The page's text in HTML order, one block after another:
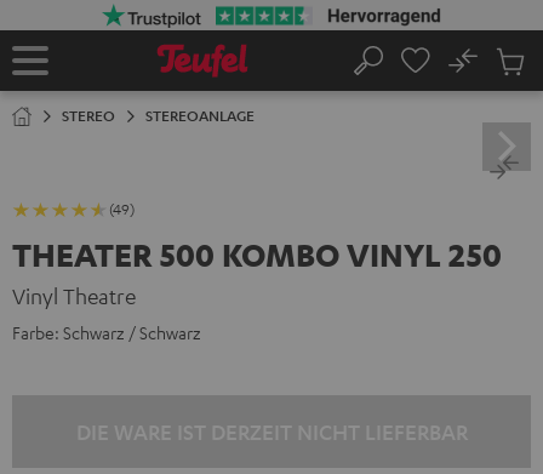
Startseite
Suche
No
STEREO STEREOANLAGE
(49)
THEATER 500 KOMBO VINYL 250
Vinyl Theatre
Farbe: Schwarz / Schwarz